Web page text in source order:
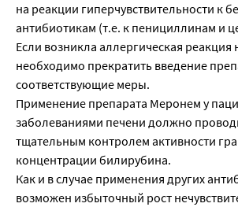
на реакции гиперчувствительности к
антибиотикам (т.е. к пенициллинам и
Если возникла аллергическая реакция
необходимо прекратить введение
соответствующие меры.
Применение препарата Меронем у
заболеваниями печени должно
тщательным контролем активности
концентрации билирубина.
Как и в случае применения других
возможен избыточный рост